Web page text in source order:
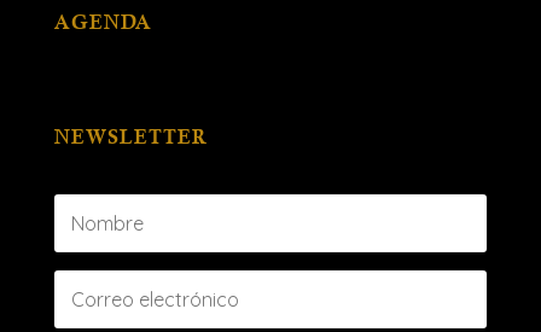
AGENDA
NEWSLETTER